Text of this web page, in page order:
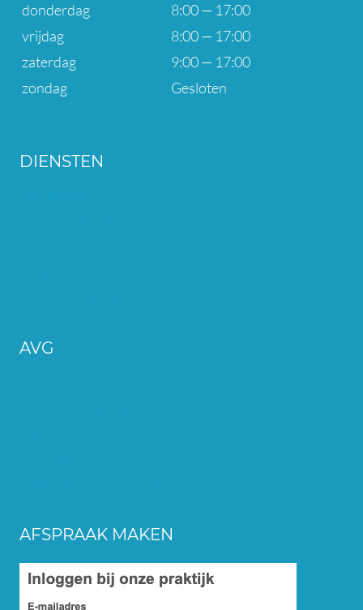
donderdag
8:00 — 17:00
vrijdag
8:00 — 17:00
zaterdag
9:00 — 17:00
zondag
Gesloten
DIENSTEN
AVG
AFSPRAAK MAKEN